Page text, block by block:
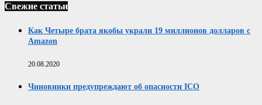
Свежие статьи
Как Четыре брата якобы украли 19 миллионов долларов с
Amazon
20.08.2020
Чиновники предупреждают об опасности ICO